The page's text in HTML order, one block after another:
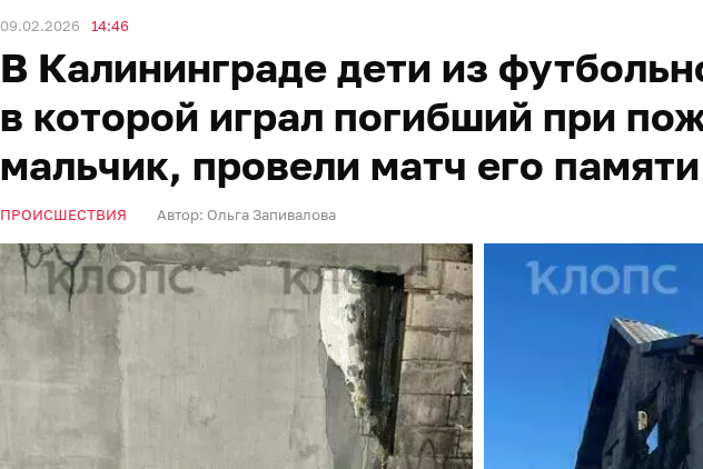
09.02.2026 14:46
В Калининграде дети из
в которой играл погибший при
мальчик, провели матч его памяти
ПРОИСШЕСТВИЯ Автор: Ольга Запивалова